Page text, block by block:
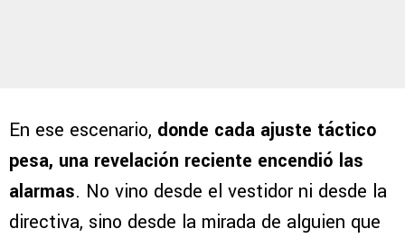
En ese escenario, donde cada ajuste táctico
pesa, una revelación reciente encendió las
alarmas. No vino desde el vestidor ni desde la
directiva, sino desde la mirada de alguien que